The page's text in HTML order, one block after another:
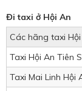
Đi taxi ở Hội An
Các hãng taxi
Taxi Hội An Tiên
Taxi Mai Linh Hội